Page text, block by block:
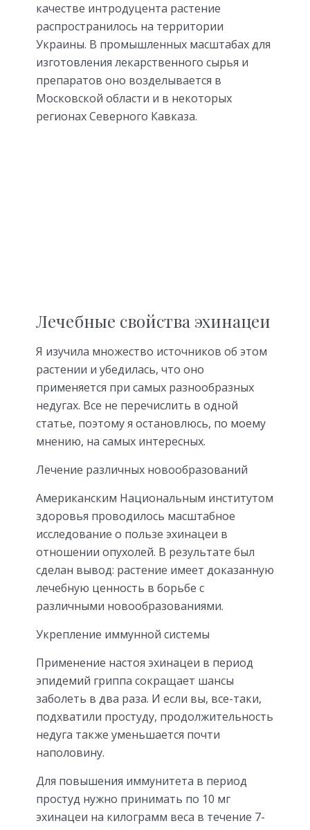
качестве интродуцента растение
распространилось на территории
Украины. В промышленных масштабах для
изготовления лекарственного сырья и
препаратов оно возделывается в
Московской области и в некоторых
регионах Северного Кавказа.
Лечебные свойства эхинацеи
Я изучила множество источников об этом
растении и убедилась, что оно
применяется при самых разнообразных
недугах. Все не перечислить в одной
статье, поэтому я остановлюсь, по моему
мнению, на самых интересных.
Лечение различных новообразований
Американским Национальным институтом
здоровья проводилось масштабное
исследование о пользе эхинацеи в
отношении опухолей. В результате был
сделан вывод: растение имеет доказанную
лечебную ценность в борьбе с
различными новообразованиями.
Укрепление иммунной системы
Применение настоя эхинацеи в период
эпидемий гриппа сокращает шансы
заболеть в два раза. И если вы, все-таки,
подхватили простуду, продолжительность
недуга также уменьшается почти
наполовину.
Для повышения иммунитета в период
простуд нужно принимать по 10 мг
эхинацеи на килограмм веса в течение 7-